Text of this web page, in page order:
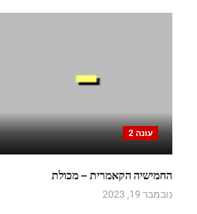
עונה 2
החמישיה הקאמרית – מכולת
נובמבר 19, 2023